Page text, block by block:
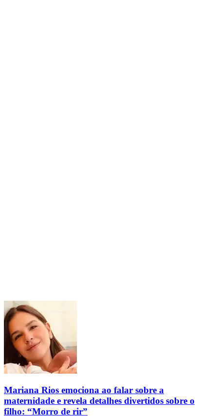
Mariana Rios emociona ao falar sobre a
maternidade e revela detalhes divertidos sobre o
filho: “Morro de rir”